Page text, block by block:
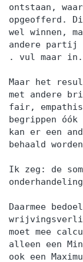
ontstaan,
opgeofferd.
wel winnen,
andere
. vul maar in.
Maar het
met andere
fair,
begrippen óók
kan er een
behaald
Ik zeg: de
Daarmee
moet mee
alleen een
ook een